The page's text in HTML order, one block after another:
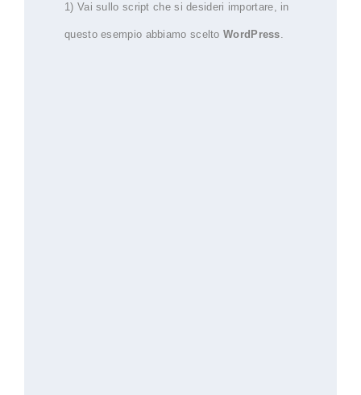
1) Vai sullo script che si desideri importare, in
questo esempio abbiamo sceltoWordPress.